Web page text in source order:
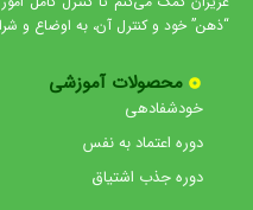
“ذهن” خود و کنترل آن، به اوضاع و
محصولات آموزشی
خودشفادهی
دوره اعتماد به نفس
دوره جذب اشتیاق